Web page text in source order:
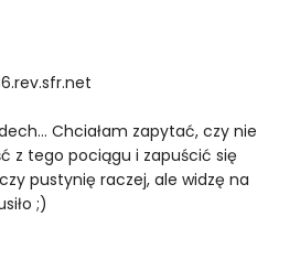
Chciałam zapytać, czy nie
z tego pociągu i zapuścić się
pustynię raczej, ale widzę na
;)